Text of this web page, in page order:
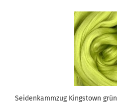
Seidenkammzug Kingstown grün